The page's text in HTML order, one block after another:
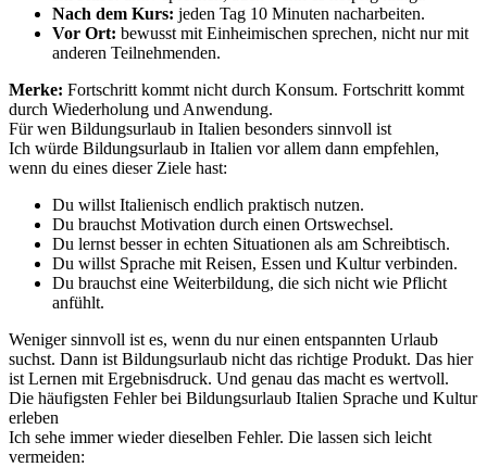
Nach dem Kurs: jeden Tag 10 Minuten nacharbeiten.
Vor Ort: bewusst mit Einheimischen sprechen, nicht nur mit
anderen Teilnehmenden.
Merke: Fortschritt kommt nicht durch Konsum. Fortschritt kommt
durch Wiederholung und Anwendung.
Für wen Bildungsurlaub in Italien besonders sinnvoll ist
Ich würde Bildungsurlaub in Italien vor allem dann empfehlen,
wenn du eines dieser Ziele hast:
Du willst Italienisch endlich praktisch nutzen.
Du brauchst Motivation durch einen Ortswechsel.
Du lernst besser in echten Situationen als am Schreibtisch.
Du willst Sprache mit Reisen, Essen und Kultur verbinden.
Du brauchst eine Weiterbildung, die sich nicht wie Pflicht
anfühlt.
Weniger sinnvoll ist es, wenn du nur einen entspannten Urlaub
suchst. Dann ist Bildungsurlaub nicht das richtige Produkt. Das hier
ist Lernen mit Ergebnisdruck. Und genau das macht es wertvoll.
Die häufigsten Fehler bei Bildungsurlaub Italien Sprache und Kultur
erleben
Ich sehe immer wieder dieselben Fehler. Die lassen sich leicht
vermeiden: